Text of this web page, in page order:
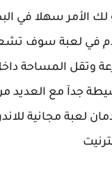
لك الأمر سهلا في
في لعبة سوف
وتقل المساحة
جدآ مع العديد من
لعبة مجانية